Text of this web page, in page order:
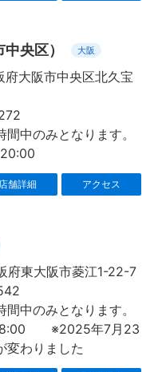
央区） 大阪
大阪市中央区北久宝
中のみとなります。
店舗詳細 アクセス
府東大阪市菱江1-22-7
中のみとなります。
※2025年7月23
変わりました